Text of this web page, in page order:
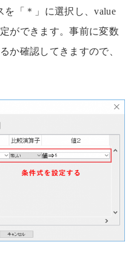
「＊」に選択し、value
ができます。事前に変数
か確認してきますので、